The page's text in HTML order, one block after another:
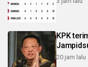
KPK
20 jam lalu